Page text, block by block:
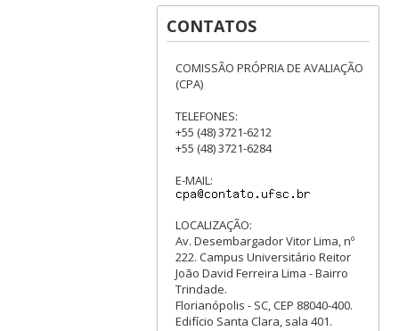
CONTATOS
COMISSÃO PRÓPRIA DE AVALIAÇÃO
(CPA)
TELEFONES:
+55 (48) 3721-6212
+55 (48) 3721-6284
E-MAIL:
LOCALIZAÇÃO:
Av. Desembargador Vitor Lima, nº
222. Campus Universitário Reitor
João David Ferreira Lima - Bairro
Trindade.
Florianópolis - SC, CEP 88040-400.
Edifício Santa Clara, sala 401.